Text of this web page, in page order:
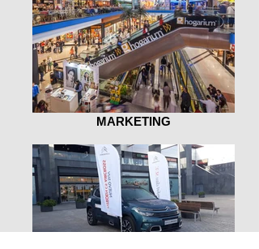
MARKETING